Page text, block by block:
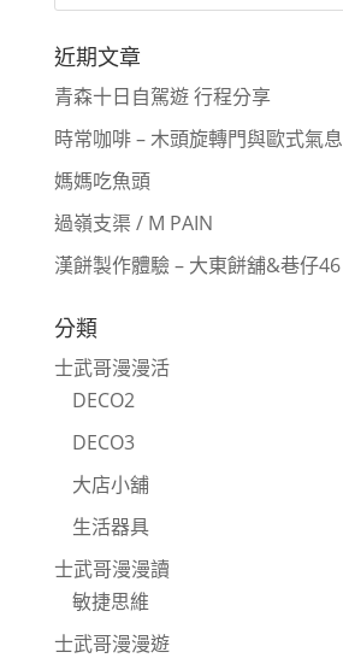
近期文章
青森十日自駕遊 行程分享
時常咖啡 – 木頭旋轉門與歐式氣息
媽媽吃魚頭
過嶺支渠 / M PAIN
漢餅製作體驗 – 大東餅舖&巷仔46
分類
士武哥漫漫活
DECO2
DECO3
大店小舖
生活器具
士武哥漫漫讀
敏捷思維
士武哥漫漫遊